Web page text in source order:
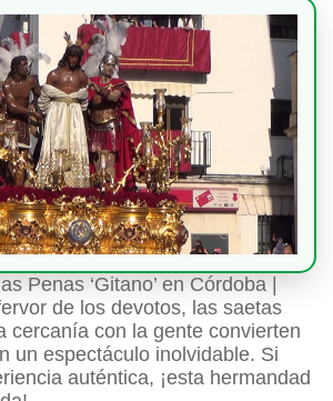
Penas ‘Gitano’ en Córdoba |
de los devotos, las saetas
cercanía con la gente convierten
un espectáculo inolvidable. Si
auténtica, ¡esta hermandad